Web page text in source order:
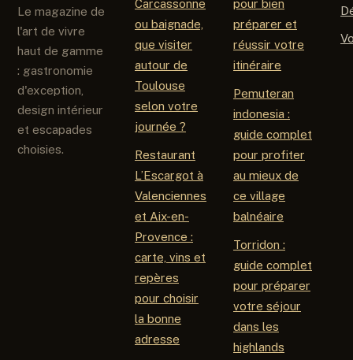
Le magazine de
l'art de vivre
haut de gamme
: gastronomie
d'exception,
design intérieur
et escapades
choisies.
Carcassonne
ou baignade,
que visiter
autour de
Toulouse
selon votre
journée ?
Restaurant
L’Escargot à
Valenciennes
et Aix-en-
Provence :
carte, vins et
repères
pour choisir
la bonne
adresse
pour bien
préparer et
réussir votre
itinéraire
Pemuteran
indonesia :
guide complet
pour profiter
au mieux de
ce village
balnéaire
Torridon :
guide complet
pour préparer
votre séjour
dans les
highlands